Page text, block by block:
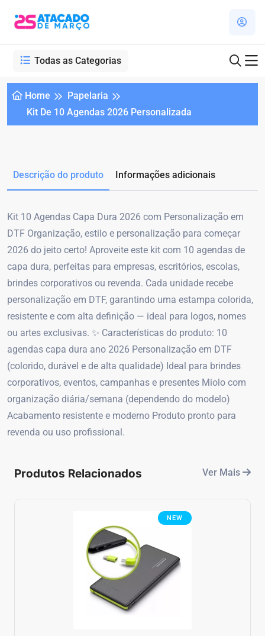
Todas as Categorias
Home
Papelaria
Kit De 10 Agendas 2026 Personalizada
Descrição do produto Informações adicionais
Kit 10 Agendas Capa Dura 2026 com Personalização em
DTF Organização, estilo e personalização para começar
2026 do jeito certo! Aproveite este kit com 10 agendas de
capa dura, perfeitas para empresas, escritórios, escolas,
brindes corporativos ou revenda. Cada unidade recebe
personalização em DTF, garantindo uma estampa colorida,
resistente e com alta definição — ideal para logos, nomes
ou artes exclusivas. ✨ Características do produto: 10
agendas capa dura ano 2026 Personalização em DTF
(colorido, durável e de alta qualidade) Ideal para brindes
corporativos, eventos, campanhas e presentes Miolo com
organização diária/semana (dependendo do modelo)
Acabamento resistente e moderno Produto pronto para
revenda ou uso profissional.
Produtos Relacionados Ver Mais
NEW